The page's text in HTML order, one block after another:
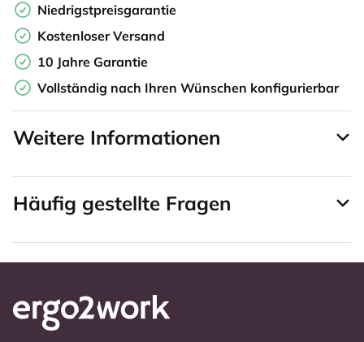
Niedrigstpreisgarantie
Kostenloser Versand
10 Jahre Garantie
Vollständig nach Ihren Wünschen konfigurierbar
Weitere Informationen
Häufig gestellte Fragen